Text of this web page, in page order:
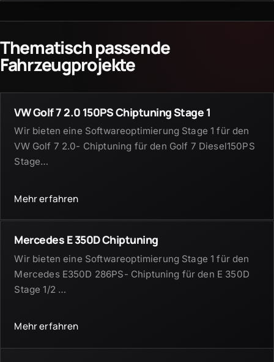
Thematisch passende
Fahrzeugprojekte
VW Golf 7 2.0 150PS Chiptuning Stage 1
Wir bieten eine Softwareoptimierung Stage 1 für den
VW Golf 7 2.0- Chiptuning für den Golf 7 Diesel150PS
Stage…
Mehr erfahren
Mercedes E 350D Chiptuning
Wir bieten eine Softwareoptimierung Stage 1 für den
Mercedes E350D 286PS- Chiptuning für den E 350D
Stage 1/2 …
Mehr erfahren